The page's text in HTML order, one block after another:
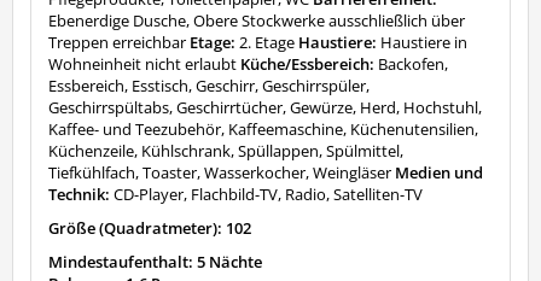
Ebenerdige Dusche, Obere Stockwerke ausschließlich über
Treppen erreichbar Etage: 2. Etage Haustiere: Haustiere in
Wohneinheit nicht erlaubt Küche/Essbereich: Backofen,
Essbereich, Esstisch, Geschirr, Geschirrspüler,
Geschirrspültabs, Geschirrtücher, Gewürze, Herd, Hochstuhl,
Kaffee- und Teezubehör, Kaffeemaschine, Küchenutensilien,
Küchenzeile, Kühlschrank, Spüllappen, Spülmittel,
Tiefkühlfach, Toaster, Wasserkocher, Weingläser Medien und
Technik: CD-Player, Flachbild-TV, Radio, Satelliten-TV
Größe (Quadratmeter): 102
Mindestaufenthalt: 5 Nächte